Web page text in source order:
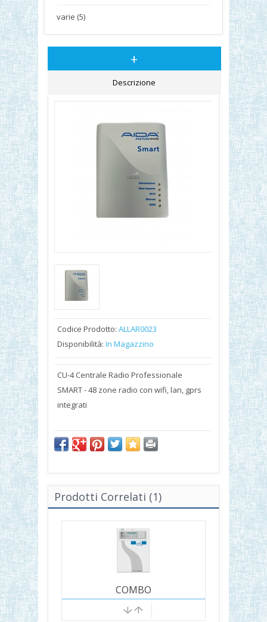
varie (5)
+
Descrizione
Codice Prodotto: ALLAR0023
Disponibilità: In Magazzino
CU-4 Centrale Radio Professionale
SMART - 48 zone radio con wifi, lan, gprs
integrati
Prodotti Correlati (1)
COMBO